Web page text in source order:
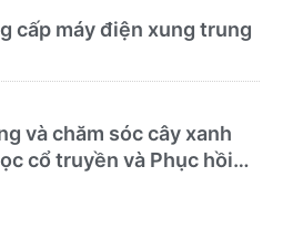
cấp máy điện xung trung
và chăm sóc cây xanh
cổ truyền và Phục hồi
mẫu báo giá kèm theo)